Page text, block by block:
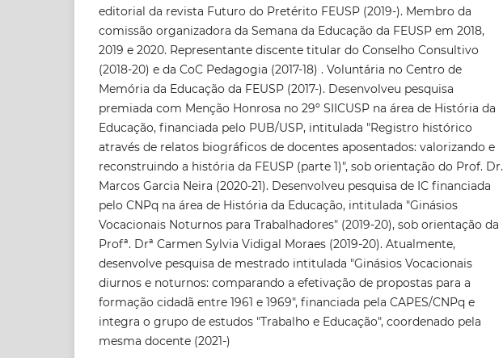
editorial da revista Futuro do Pretérito FEUSP (2019-). Membro da
comissão organizadora da Semana da Educação da FEUSP em 2018,
2019 e 2020. Representante discente titular do Conselho Consultivo
(2018-20) e da CoC Pedagogia (2017-18) . Voluntária no Centro de
Memória da Educação da FEUSP (2017-). Desenvolveu pesquisa
premiada com Menção Honrosa no 29º SIICUSP na área de História da
Educação, financiada pelo PUB/USP, intitulada "Registro histórico
através de relatos biográficos de docentes aposentados: valorizando e
reconstruindo a história da FEUSP (parte 1)", sob orientação do Prof. Dr.
Marcos Garcia Neira (2020-21). Desenvolveu pesquisa de IC financiada
pelo CNPq na área de História da Educação, intitulada "Ginásios
Vocacionais Noturnos para Trabalhadores" (2019-20), sob orientação da
Profª. Drª Carmen Sylvia Vidigal Moraes (2019-20). Atualmente,
desenvolve pesquisa de mestrado intitulada "Ginásios Vocacionais
diurnos e noturnos: comparando a efetivação de propostas para a
formação cidadã entre 1961 e 1969", financiada pela CAPES/CNPq e
integra o grupo de estudos "Trabalho e Educação", coordenado pela
mesma docente (2021-)